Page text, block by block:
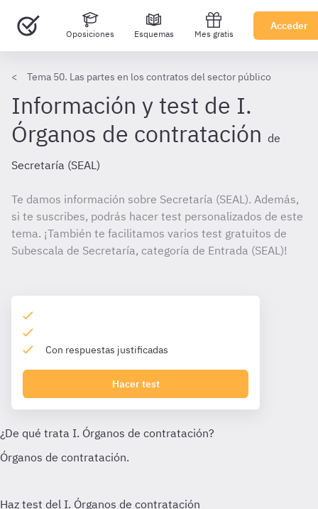
Oposiciones Esquemas Mes gratis
Acceder
Tema 50. Las partes en los contratos del sector público
Información y test de I.
Órganos de contratación de
Secretaría (SEAL)
Te damos información sobre Secretaría (SEAL). Además,
si te suscribes, podrás hacer test personalizados de este
tema. ¡También te facilitamos varios test gratuitos de
Subescala de Secretaría, categoría de Entrada (SEAL)!
Con respuestas justificadas
Hacer test